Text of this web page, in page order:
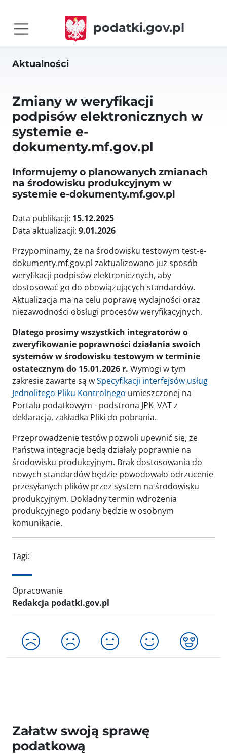
podatki.gov.pl
Aktualności
Zmiany w weryfikacji
podpisów elektronicznych w
systemie e-
dokumenty.mf.gov.pl
Informujemy o planowanych zmianach
na środowisku produkcyjnym w
systemie e-dokumenty.mf.gov.pl
Data publikacji: 15.12.2025
Data aktualizacji: 9.01.2026
Przypominamy, że na środowisku testowym test-e-
dokumenty.mf.gov.pl zaktualizowano już sposób
weryfikacji podpisów elektronicznych, aby
dostosować go do obowiązujących standardów.
Aktualizacja ma na celu poprawę wydajności oraz
niezawodności obsługi procesów weryfikacyjnych.
Dlatego prosimy wszystkich integratorów o
zweryfikowanie poprawności działania swoich
systemów w środowisku testowym w terminie
ostatecznym do 15.01.2026 r. Wymogi w tym
zakresie zawarte są wSpecyfikacji interfejsów usług
Jednolitego Pliku Kontrolnego umieszczonej na
Portalu podatkowym - podstrona JPK_VAT z
deklaracja, zakładka Pliki do pobrania.
Przeprowadzenie testów pozwoli upewnić się, że
Państwa integracje będą działały poprawnie na
środowisku produkcyjnym. Brak dostosowania do
nowych standardów będzie powodowało odrzucenie
przesyłanych plików przez system na środowisku
produkcyjnym. Dokładny termin wdrożenia
produkcyjnego podany będzie w osobnym
komunikacie.
Tagi:
Opracowanie
Redakcja podatki.gov.pl
Załatw swoją sprawę
podatkową